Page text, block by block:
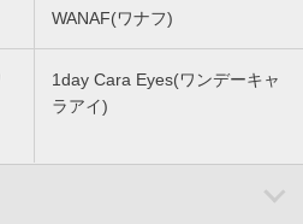
WANAF(ワナフ)
1day Cara Eyes(ワンデーキャ
ラアイ)